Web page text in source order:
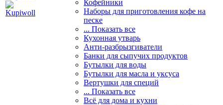
Кофейники
Наборы для приготовления кофе на
песке
... Показать все
Кухонная утварь
Анти-разбрызгиватели
Банки для сыпучих продуктов
Бутылки для воды
Бутылки для масла и уксуса
Вертушки для специй
... Показать все
Всё для дома и кухни